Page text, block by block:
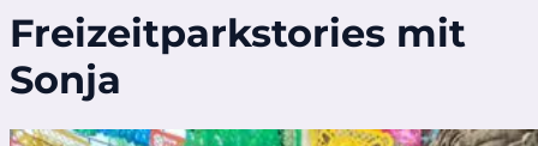
Freizeitparkstories mit
Sonja